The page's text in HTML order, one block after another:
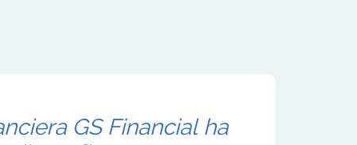
GS Financial ha